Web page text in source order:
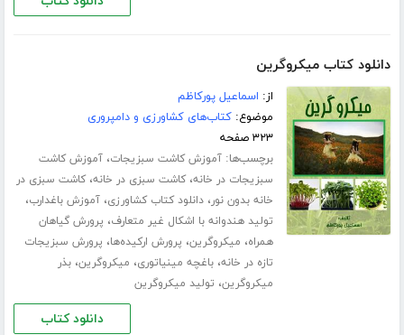
دانلود کتاب میکروگرین
از: اسماعیل پورکاظم
موضوع:کتاب‌های کشاورزی و دامپروری
۳۲۳ صفحه
برچسب‌ها:آموزش کاشت سبزیجات،آموزش کاشت
سبزیجات در خانه،کاشت سبزی در خانه،کاشت سبزی در
خانه بدون نور،دانلود کتاب کشاورزی،آموزش باغدارب،
تولید هندوانه با اشکال غیر متعارف، پرورش گیاهان
همراه، میکروگرین، پرورش ارکیده‌ها، پرورش سبزیجات
تازه در خانه،باغچه مینیاتوری، میکروگرین،بذر
میکروگرین، تولید میکروگرین
دانلود کتاب